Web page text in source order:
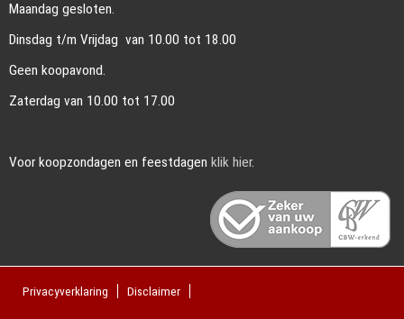
Maandag gesloten.
Dinsdag t/m Vrijdag van 10.00 tot 18.00
Geen koopavond.
Zaterdag van 10.00 tot 17.00
Voor koopzondagen en feestdagen klik hier.
Privacyverklaring Disclaimer